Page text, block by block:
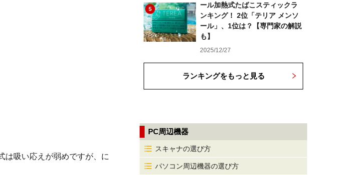
は吸い応えが弱めですが、に
5
ール加熱式たばこスティックラ
ンキング！ 2位「テリア メンソ
ール」、1位は？【専門家の解説
も】
2025/12/27
ランキングをもっと見る
PC周辺機器
スキャナの選び方
パソコン周辺機器の選び方